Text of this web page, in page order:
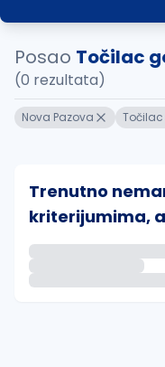
Posao Točilac
(0 rezultata)
Nova Pazova
Trenutno
kriterijumima,